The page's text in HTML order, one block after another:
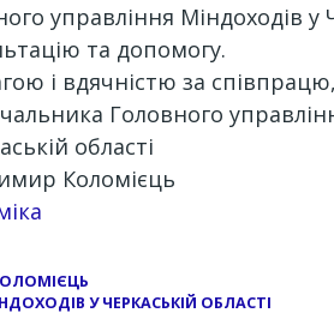
управління Міндоходів
та допомогу.
і вдячністю за співпрацю,
Головного
області
Коломієць
У ЧЕРКАСЬКІЙ ОБЛАСТІ